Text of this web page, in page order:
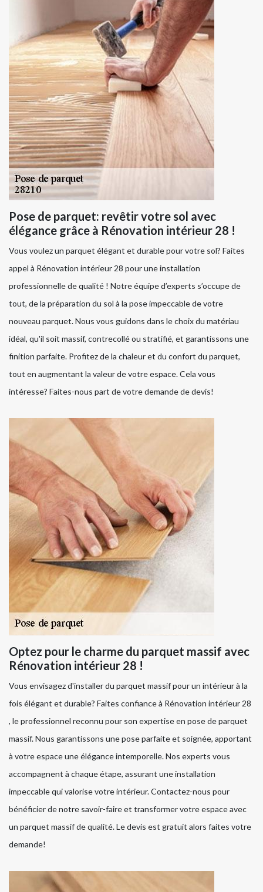
Pose de parquet: revêtir votre sol avec
élégance grâce à Rénovation intérieur 28 !
Vous voulez un parquet élégant et durable pour votre sol? Faites
appel à Rénovation intérieur 28 pour une installation
professionnelle de qualité ! Notre équipe d’experts s’occupe de
tout, de la préparation du sol à la pose impeccable de votre
nouveau parquet. Nous vous guidons dans le choix du matériau
idéal, qu'il soit massif, contrecollé ou stratifié, et garantissons une
finition parfaite. Profitez de la chaleur et du confort du parquet,
tout en augmentant la valeur de votre espace. Cela vous
intéresse? Faites-nous part de votre demande de devis!
Optez pour le charme du parquet massif avec
Rénovation intérieur 28 !
Vous envisagez d'installer du parquet massif pour un intérieur à la
fois élégant et durable? Faites confiance à Rénovation intérieur 28
, le professionnel reconnu pour son expertise en pose de parquet
massif. Nous garantissons une pose parfaite et soignée, apportant
à votre espace une élégance intemporelle. Nos experts vous
accompagnent à chaque étape, assurant une installation
impeccable qui valorise votre intérieur. Contactez-nous pour
bénéficier de notre savoir-faire et transformer votre espace avec
un parquet massif de qualité. Le devis est gratuit alors faites votre
demande!